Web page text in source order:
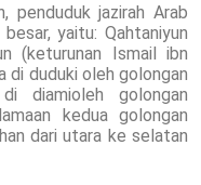
penduduk jazirah Arab
yaitu: Qahtaniyun
(keturunan Ismail ibn
di duduki oleh golongan
diamioleh golongan
kedua golongan
dari utara ke selatan